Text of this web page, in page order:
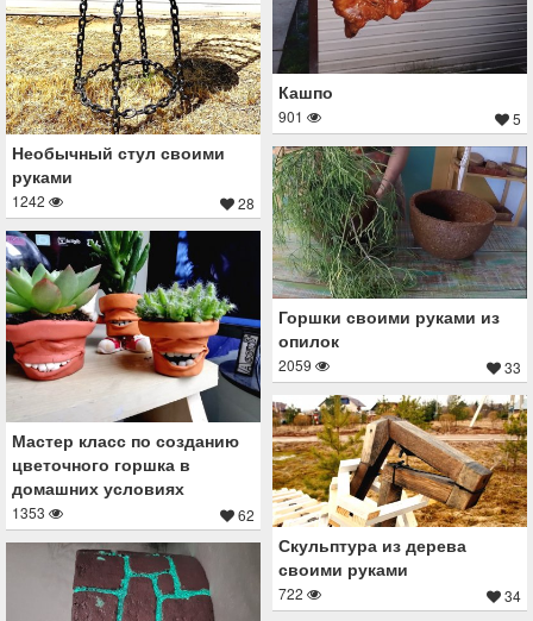
Кашпо
901 5
Необычный стул своими
руками
1242 28
Горшки своими руками из
опилок
2059 33
Мастер класс по созданию
цветочного горшка в
домашних условиях
1353 62
Скульптура из дерева
своими руками
722 34